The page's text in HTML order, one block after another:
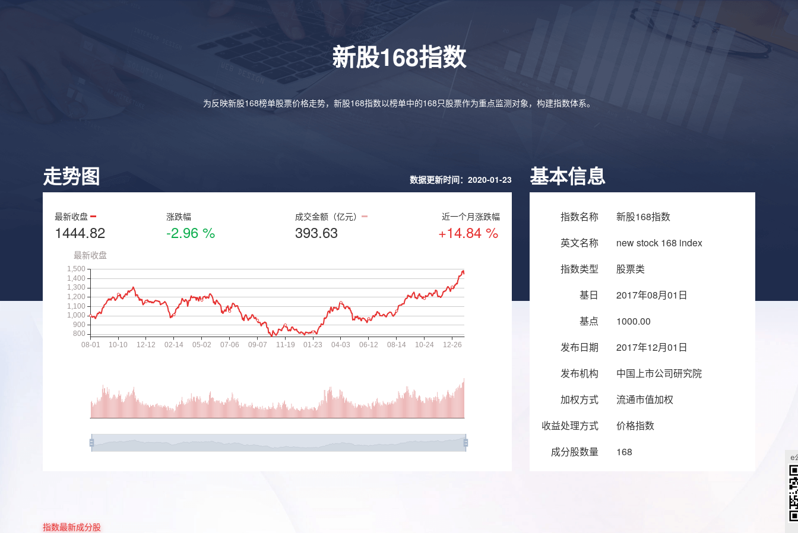
新股168指数
为反映新股168榜单股票价格走势，新股168指数以榜单中的168只股票作为重点监测对象，构建指数体系。
走势图 数据更新时间：2020-01-23
最新收盘
1444.82
涨跌幅
-2.96 %
成交金额（亿元）
393.63
近一个月涨跌幅
+14.84 %
基本信息
指数名称
新股168指数
英文名称
new stock 168 index
指数类型
股票类
基日
2017年08月01日
基点
1000.00
发布日期
2017年12月01日
发布机构
中国上市公司研究院
加权方式
流通市值加权
收益处理方式
价格指数
成分股数量
168
指数最新成分股